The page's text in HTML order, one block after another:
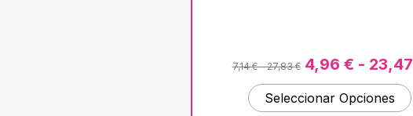
7,14€ -27,83€ 4,96 € - 23,47
Seleccionar Opciones